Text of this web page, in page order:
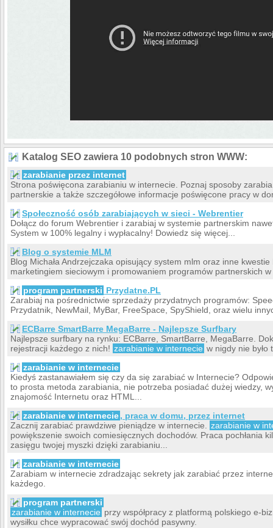
Katalog SEO zawiera 10 podobnych stron WWW:
zarabianie przez internet
Strona poświęcona zarabianiu w internecie. Poznaj sposoby
partnerskie a także szczegółowe informacje poświęcone pracy w
Społeczność osób zarabiających w sieci - Webrentier
Dołącz do forum Webrentier i zarabiaj w systemie partnerskim
System w 100% legalny i wypłacalny! Dowiedz się więcej...
Blog o systemie MLM
Blog Michała Andrzejczaka opisujący system mlm oraz inne
marketingiem sieciowym i promowaniem programów partnerskich
program partnerski Przydatne.PL
Zarabiaj na pośrednictwie sprzedaży przydatnych programów:
Przydatnik, NewMail, MyBar, FreeSpace, SpyShield, oraz wielu
ECBarre SmartBarre MegaBarre - Najlepsze Surfbary
Najlepsze surfbary na rynku: ECBarre, SmartBarre, MegaBarre.
rejestracji każdego z nich! zarabianie w internecie w nigdy nie było
zarabianie w internecie
Kiedyś zastanawiałem się czy da się zarabiać w Internecie?
to prosta metoda zarabiania, nie potrzeba posiadać dużej wiedzy,
znajomość Internetu oraz HTML...
zarabianie w internecie, praca w domu, przez internet
Zacznij zarabiać prawdziwe pieniądze w internecie.
zarabianie w
powiększenie swoich comiesięcznych dochodów. Praca pochłania
zasięgu twojej myszki dzięki zarabianiu...
zarabianie w internecie
Zarabiam w internecie zdradzając sekrety jak zarabiać przez
każdego.
program partnerski
zarabianie w internecie przy współpracy z platformą polskiego e-
wysiłku chce wypracować swój dochód pasywny.